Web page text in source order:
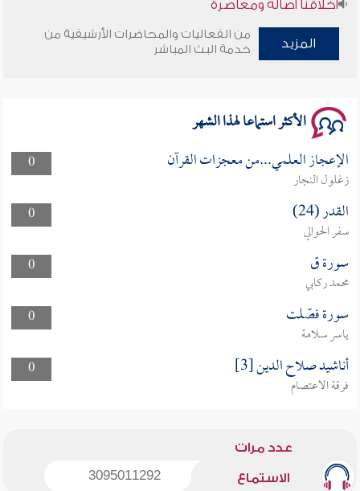
أخلاقنا أصالة ومعاصرة
وأمنهم من خوف 9
المزيد
من الفعاليات والمحاضرات الأرشيفية من
خدمة البث المباشر
الأكثر استماعا لهذا الشهر
0 الإعجاز العلمي...من معجزات القرآن
زغلول النجار
0
القدر (24)
سفر الحوالي
0
سورة ق
محمد ركابي
0
سورة فصّلت
ياسر سلامة
0
أناشيد صلاح الدين [3]
فرقة الاعتصام
عدد مرات
الاستماع 3095011292